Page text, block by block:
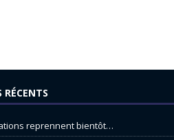
RÉCENTS
reprennent bientôt…